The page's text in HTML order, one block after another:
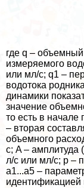
где q –
измеряемого
или мл/с; q1 –
водотока
динамики
значение
то есть в начале
– вторая
объемного
с; A – амплитуда
л/с или мл/с; p –
a1...a5 –
идентификацией